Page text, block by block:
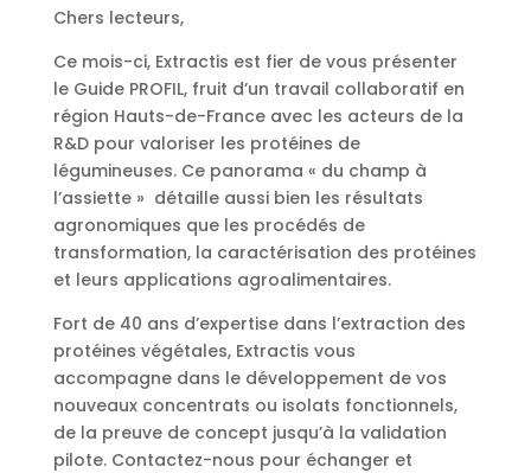
Chers lecteurs,
Ce mois-ci, Extractis est fier de vous présenter
le Guide PROFIL, fruit d’un travail collaboratif en
région Hauts-de-France avec les acteurs de la
R&D pour valoriser les protéines de
légumineuses. Ce panorama « du champ à
l’assiette » détaille aussi bien les résultats
agronomiques que les procédés de
transformation, la caractérisation des protéines
et leurs applications agroalimentaires.
Fort de 40 ans d’expertise dans l’extraction des
protéines végétales, Extractis vous
accompagne dans le développement de vos
nouveaux concentrats ou isolats fonctionnels,
de la preuve de concept jusqu’à la validation
pilote. Contactez-nous pour échanger et